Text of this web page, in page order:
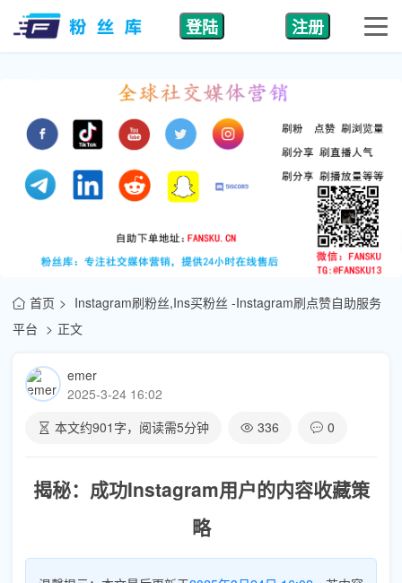
登陆 注册
首页
Instagram刷粉丝,Ins买粉丝 -Instagram刷点赞自助服务
平台
正文
emer
2025-3-24 16:02
本文约901 字，阅读需5分钟 336 0
揭秘：成功Instagram用户的内容收藏策
略